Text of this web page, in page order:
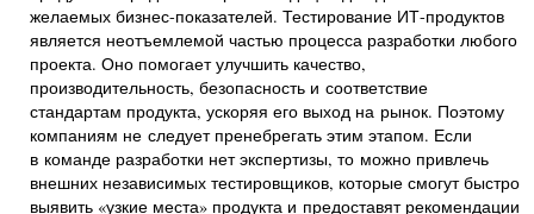
желаемых бизнес-показателей. Тестирование ИТ-продуктов
является неотъемлемой частью процесса разработки любого
проекта. Оно помогает улучшить качество,
производительность, безопасность и соответствие
стандартам продукта, ускоряя его выход на рынок. Поэтому
компаниям не следует пренебрегать этим этапом. Если
в команде разработки нет экспертизы, то можно привлечь
внешних независимых тестировщиков, которые смогут быстро
выявить «узкие места» продукта и предоставят рекомендации